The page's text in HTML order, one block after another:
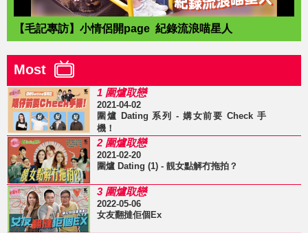
【毛記專訪】小情侶開page 紀錄流浪喵星人
Most
1 圍爐取戀
2021-04-02
圍爐 Dating 系列 - 媾女前要 Check 手
機！
2 圍爐取戀
2021-02-20
圍爐 Dating (1) - 靚女點解冇拖拍？
3 圍爐取戀
2022-05-06
女友翻撻佢個Ex